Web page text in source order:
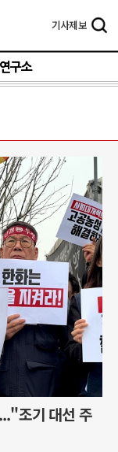
기사제보
연구소
조기 대선 주